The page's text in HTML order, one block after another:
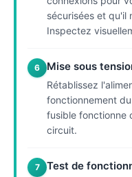
sécurisées et qu'il
Inspectez
6 Mise sous
Rétablissez
fonctionnement
fusible fonctionne
circuit.
7 Test de